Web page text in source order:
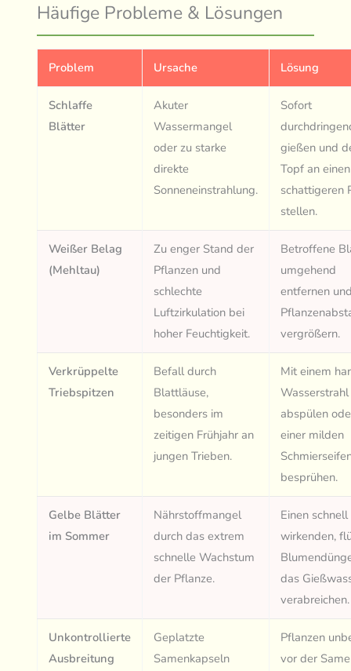
Häufige Probleme & Lösungen
Problem Ursache Lösung
Schlaffe
Blätter
Akuter
Wassermangel
oder zu starke
direkte
Sonneneinstrahlung.
Sofort
gießen und
Topf an einen
schattigeren
stellen.
Weißer Belag
(Mehltau)
Zu enger Stand der
Pflanzen und
schlechte
Luftzirkulation bei
hoher Feuchtigkeit.
Betroffene
umgehend
entfernen
vergrößern.
Verkrüppelte
Triebspitzen
Befall durch
Blattläuse,
besonders im
zeitigen Frühjahr an
jungen Trieben.
Mit einem
Wasserstrahl
abspülen
einer milden
besprühen.
Gelbe Blätter
im Sommer
Nährstoffmangel
durch das extrem
schnelle Wachstum
der Pflanze.
Einen schnell
wirkenden,
das
verabreichen.
Unkontrollierte
Ausbreitung
Geplatzte
Samenkapseln
Pflanzen
vor der